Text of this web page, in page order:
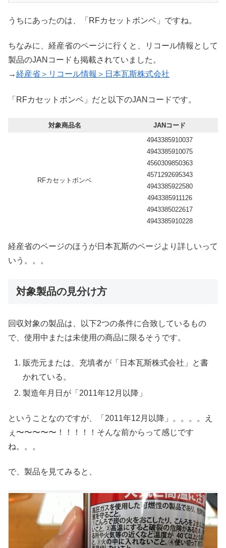
うちにあったのは、「RFカセットボンベ」ですね。
ちなみに、経産省のページに行くと、リコール情報として
製品のJANコードも掲載されていました。
→経産省＞リコール情報＞日本瓦斯株式会社
「RFカセットボンベ」だと以下のJANコードです。
対象商品名 JANコード
RFカセットボンベ
4943385910037
4943385910075
4560309850363
4571292695343
4943385922580
4943385911126
4943385022617
4943385910228
経産省のページのほうが日本瓦斯のページより詳しいって
いう。。。
対象製品の見分け方
回収対象の製品は、以下2つの条件に合致しているもの
で、使用中または未使用の商品に限るそうです。
販売元または、充填者が「日本瓦斯株式会社」と書
かれている。
製造年月日が「2011年12月以降」
ということなのですが、「2011年12月以降」。。。。え
ぇ〜〜〜〜〜！！！！！そんな前からって感じです
ね。。。
で、製品を見てみると、